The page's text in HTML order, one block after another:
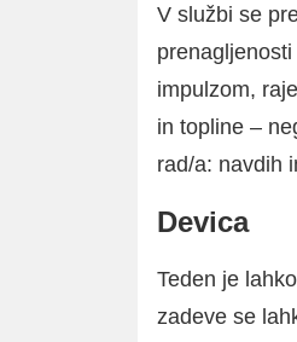
V službi se
impulzom,
in topline –
rad/a: navdih
Devica
Teden je
zadeve se